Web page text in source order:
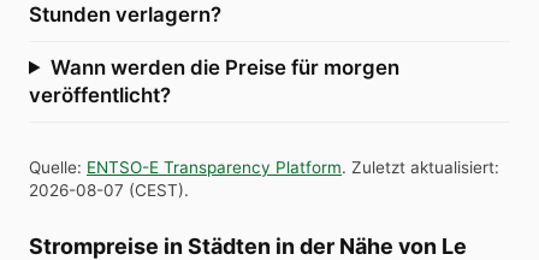
Stunden verlagern?
Wann werden die Preise für morgen
veröffentlicht?
Quelle: ENTSO-E Transparency Platform. Zuletzt aktualisiert:
2026-08-07 (CEST).
Strompreise in Städten in der Nähe von Le